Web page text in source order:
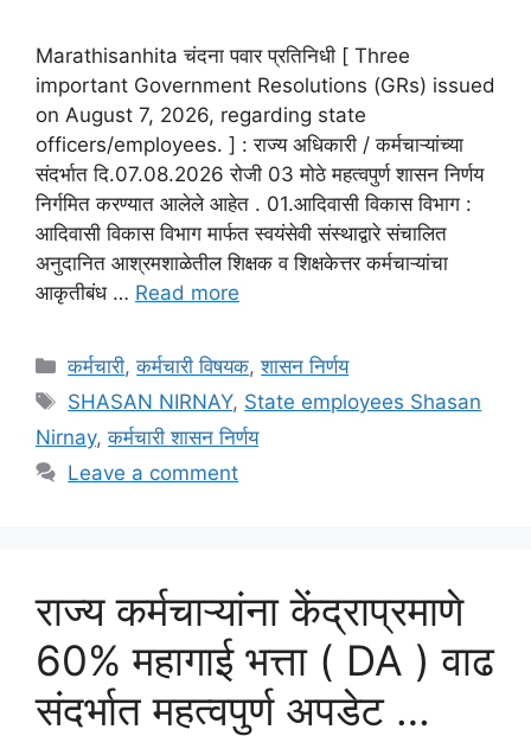
Marathisanhita चंदना पवार प्रतिनिधी [ Three
important Government Resolutions (GRs) issued
on August 7, 2026, regarding state
officers/employees. ] : राज्य अधिकारी / कर्मचाऱ्यांच्या
संदर्भात दि.07.08.2026 रोजी 03 मोठे महत्वपुर्ण शासन निर्णय
निर्गमित करण्यात आलेले आहेत . 01.आदिवासी विकास विभाग :
आदिवासी विकास विभाग मार्फत स्वयंसेवी संस्थाद्वारे संचालित
अनुदानित आश्रमशाळेतील शिक्षक व शिक्षकेत्तर कर्मचाऱ्यांचा
आकृतीबंध … Read more
Categories
कर्मचारी,कर्मचारी विषयक,शासन निर्णय
Tags
SHASAN NIRNAY, State employees Shasan
Nirnay,कर्मचारी शासन निर्णय
Leave a comment
राज्य कर्मचाऱ्यांना केंद्राप्रमाणे
60% महागाई भत्ता ( DA ) वाढ
संदर्भात महत्वपुर्ण अपडेट …